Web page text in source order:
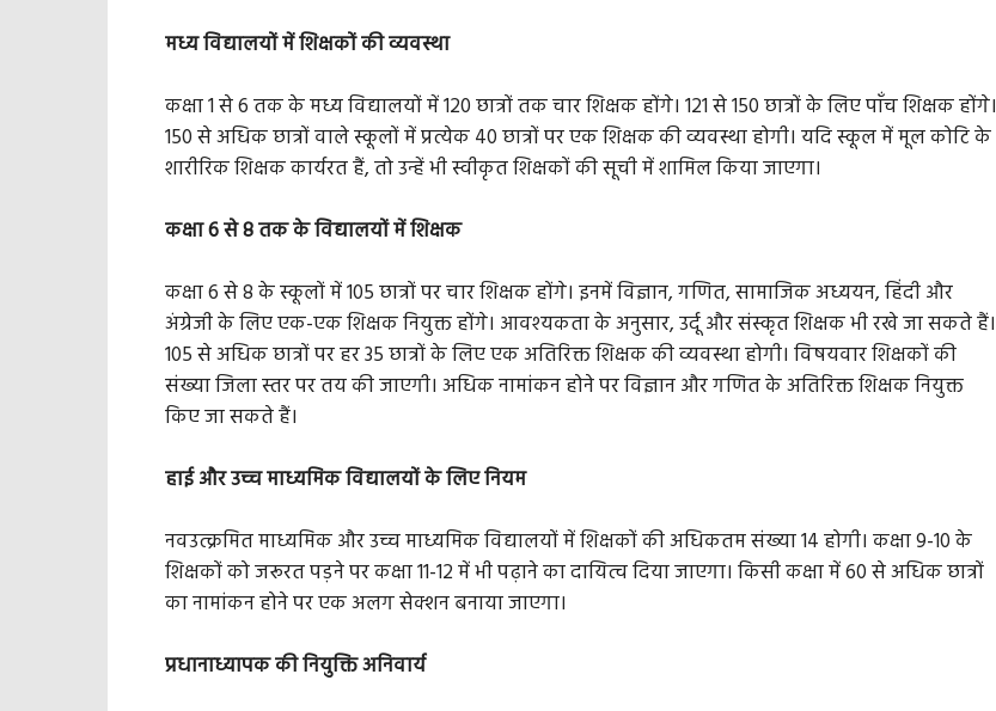
मध्य विद्यालयों में शिक्षकों की व्यवस्था
कक्षा 1 से 6 तक के मध्य विद्यालयों में 120 छात्रों तक चार शिक्षक होंगे। 121 से 150 छात्रों के लिए पाँच शिक्षक होंगे।
150 से अधिक छात्रों वाले स्कूलों में प्रत्येक 40 छात्रों पर एक शिक्षक की व्यवस्था होगी। यदि स्कूल में मूल कोटि के
शारीरिक शिक्षक कार्यरत हैं, तो उन्हें भी स्वीकृत शिक्षकों की सूची में शामिल किया जाएगा।
कक्षा 6 से 8 तक के विद्यालयों में शिक्षक
कक्षा 6 से 8 के स्कूलों में 105 छात्रों पर चार शिक्षक होंगे। इनमें विज्ञान, गणित, सामाजिक अध्ययन, हिंदी और
अंग्रेजी के लिए एक-एक शिक्षक नियुक्त होंगे। आवश्यकता के अनुसार, उर्दू और संस्कृत शिक्षक भी रखे जा सकते हैं।
105 से अधिक छात्रों पर हर 35 छात्रों के लिए एक अतिरिक्त शिक्षक की व्यवस्था होगी। विषयवार शिक्षकों की
संख्या जिला स्तर पर तय की जाएगी। अधिक नामांकन होने पर विज्ञान और गणित के अतिरिक्त शिक्षक नियुक्त
किए जा सकते हैं।
हाई और उच्च माध्यमिक विद्यालयों के लिए नियम
नवउत्क्रमित माध्यमिक और उच्च माध्यमिक विद्यालयों में शिक्षकों की अधिकतम संख्या 14 होगी। कक्षा 9-10 के
शिक्षकों को जरूरत पड़ने पर कक्षा 11-12 में भी पढ़ाने का दायित्व दिया जाएगा। किसी कक्षा में 60 से अधिक छात्रों
का नामांकन होने पर एक अलग सेक्शन बनाया जाएगा।
प्रधानाध्यापक की नियुक्ति अनिवार्य